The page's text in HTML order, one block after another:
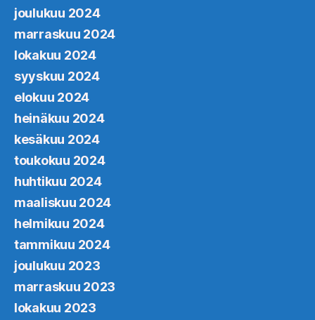
joulukuu 2024
marraskuu 2024
lokakuu 2024
syyskuu 2024
elokuu 2024
heinäkuu 2024
kesäkuu 2024
toukokuu 2024
huhtikuu 2024
maaliskuu 2024
helmikuu 2024
tammikuu 2024
joulukuu 2023
marraskuu 2023
lokakuu 2023